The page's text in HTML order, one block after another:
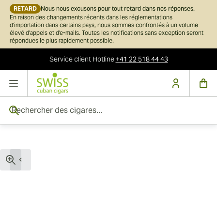
RETARD Nous nous excusons pour tout retard dans nos réponses.
En raison des changements récents dans les réglementations
d'importation dans certains pays, nous sommes confrontés à un volume
élevé d'appels et d'e-mails. Toutes les notifications sans exception seront
répondues le plus rapidement possible.
Service clientHotline+41 22 518 44 43
Skip to Content